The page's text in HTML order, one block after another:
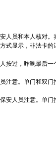
人员和本人核对。
式显示，非法卡的
按过，昨晚最后一
注意。单门和双门
安人员注意。单门